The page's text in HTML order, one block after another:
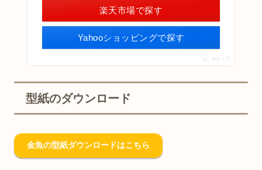
楽天市場で探す
Yahooショッピングで探す
ポチップ
型紙のダウンロード
金魚の型紙ダウンロードはこちら